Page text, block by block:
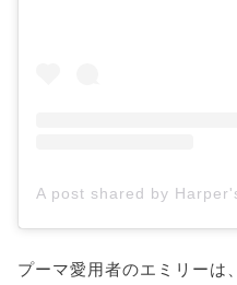
プーマ愛用者のエミリーは